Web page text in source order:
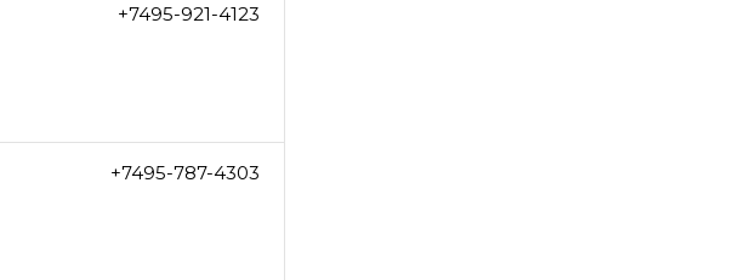
+7495-921-4123
+7495-787-4303